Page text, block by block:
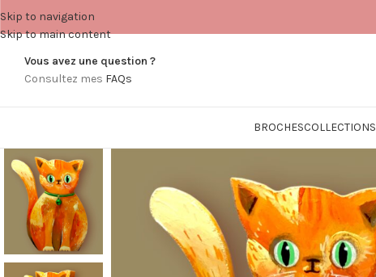
Skip to navigation
Skip to main content
Vous avez une question ?
Consultez mes FAQs
BROCHESCOLLECTIONS